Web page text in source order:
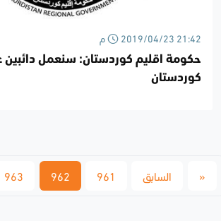
2019/04/23 21:42 م
حكومة اقليم كوردستان: سنعمل دائبين
كوردستان
« السابق 961
962
963